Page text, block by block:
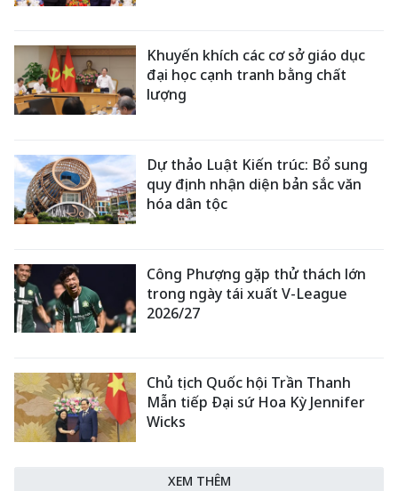
Khuyến khích các cơ sở giáo dục
đại học cạnh tranh bằng chất
lượng
Dự thảo Luật Kiến trúc: Bổ sung
quy định nhận diện bản sắc văn
hóa dân tộc
Công Phượng gặp thử thách lớn
trong ngày tái xuất V-League
2026/27
Chủ tịch Quốc hội Trần Thanh
Mẫn tiếp Đại sứ Hoa Kỳ Jennifer
Wicks
XEM THÊM